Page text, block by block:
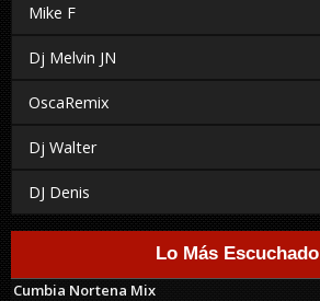
Mike F
Dj Melvin JN
OscaRemix
Dj Walter
DJ Denis
Lo Más Escuchado
Cumbia Nortena Mix